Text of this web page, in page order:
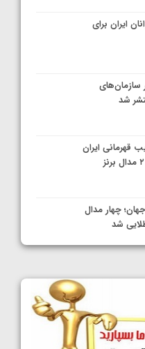
ایران برای
سازمان‌های
شد
قهرمانی ایران
چهار مدال
شد
نمایندگان